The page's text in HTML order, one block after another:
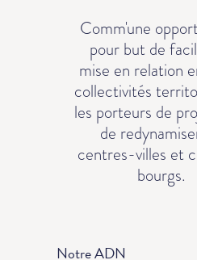
Comm'une
pour but de
mise en relation
collectivités
les porteurs de
de
centres-villes et
bourgs.
Notre ADN